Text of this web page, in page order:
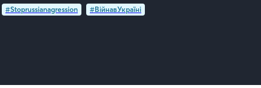
#Stoprussianagression #ВійнавУкраїні